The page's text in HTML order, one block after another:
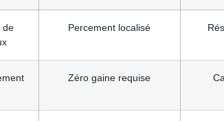
de
Percement localisé
Zéro gaine requise